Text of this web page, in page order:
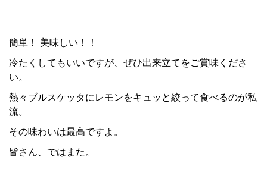
簡単！ 美味しい！！
冷たくしてもいいですが、ぜひ出来立てをご賞味くださ
い。
熱々ブルスケッタにレモンをキュッと絞って食べるのが私
流。
その味わいは最高ですよ。
皆さん、ではまた。